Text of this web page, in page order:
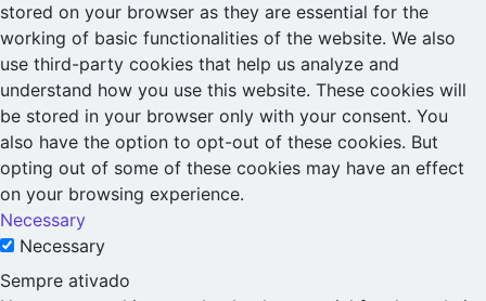
stored on your browser as they are essential for the
working of basic functionalities of the website. We also
use third-party cookies that help us analyze and
understand how you use this website. These cookies will
be stored in your browser only with your consent. You
also have the option to opt-out of these cookies. But
opting out of some of these cookies may have an effect
on your browsing experience.
Necessary
Necessary
Sempre ativado